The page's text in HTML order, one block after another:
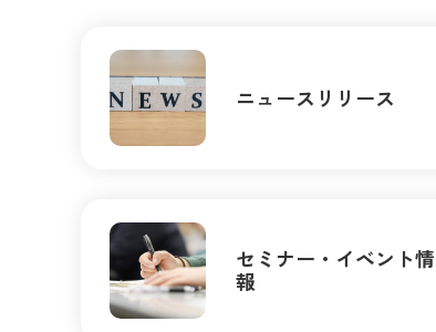
ニュースリリース
セミナー・イベント情
報